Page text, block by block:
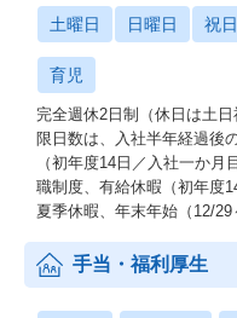
土曜日 日曜日 祝日
育児
完全週休2日制（休日は土
限日数は、入社半年経過後
（初年度14日／入社一か
職制度、有給休暇（初年度
夏季休暇、年末年始（12/29
手当・福利厚生